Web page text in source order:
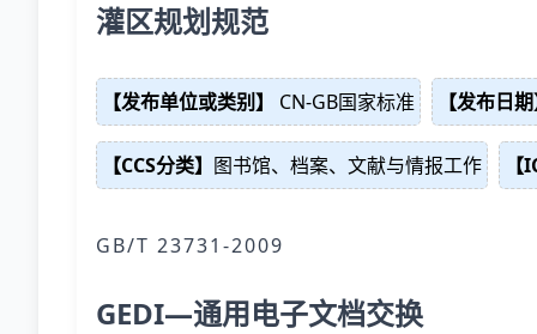
灌区规划规范
【发布单位或类别】 CN-GB国家标准 【发布日期
【CCS分类】 图书馆、档案、文献与情报工作 【
GB/T 23731-2009
GEDI—通用电子文档交换